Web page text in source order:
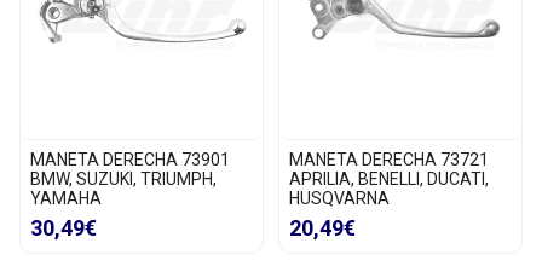
MANETA DERECHA 73901
BMW, SUZUKI, TRIUMPH,
YAMAHA
30,49€
MANETA DERECHA 73721
APRILIA, BENELLI, DUCATI,
HUSQVARNA
20,49€